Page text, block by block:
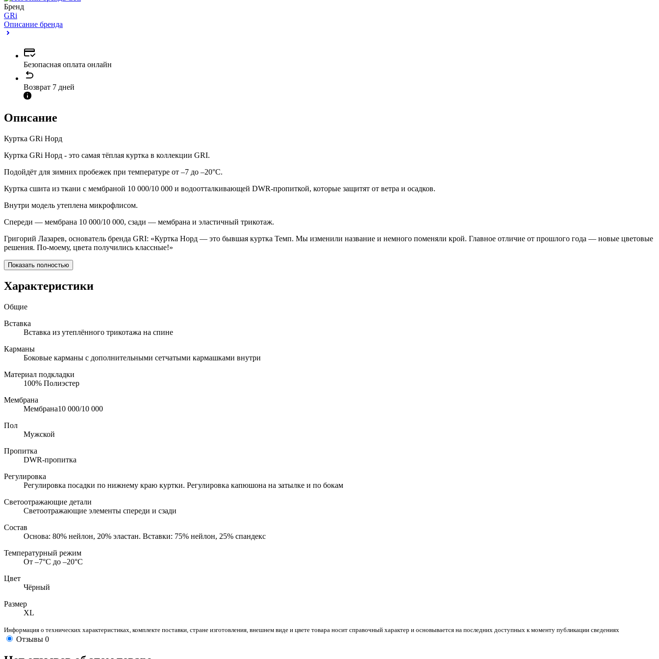
Бренд
GRi
Описание бренда
Безопасная оплата онлайн
Возврат 7 дней
Описание
Куртка GRi Норд
Куртка GRi Норд - это самая тёплая куртка в коллекции GRI.
Подойдёт для зимних пробежек при температуре от –7 до –20°С.
Куртка сшита из ткани с мембраной 10 000/10 000 и водоотталкивающей DWR-пропиткой, которые защитят от ветра и осадков.
Внутри модель утеплена микрофлисом.
Спереди — мембрана 10 000/10 000, сзади — мембрана и эластичный трикотаж.
Григорий Лазарев, основатель бренда GRI: «Куртка Норд — это бывшая куртка Темп. Мы изменили название и немного поменяли крой. Главное отличие от прошлого года — новые цветовые
решения. По-моему, цвета получились классные!»
Показать полностью
Характеристики
Общие
Вставка
Вставка из утеплённого трикотажа на спине
Карманы
Боковые карманы с дополнительными сетчатыми кармашками внутри
Материал подкладки
100% Полиэстер
Мембрана
Мембрана10 000/10 000
Пол
Мужской
Пропитка
DWR-пропитка
Регулировка
Регулировка посадки по нижнему краю куртки. Регулировка капюшона на затылке и по бокам
Светоотражающие детали
Светоотражающие элементы спереди и сзади
Состав
Основа: 80% нейлон, 20% эластан. Вставки: 75% нейлон, 25% спандекс
Температурный режим
От –7°С до –20°С
Цвет
Чёрный
Размер
XL
Информация о технических характеристиках, комплекте поставки, стране изготовления, внешнем виде и цвете товара носит справочный характер и основывается на последних доступных к моменту публикации сведениях
Отзывы 0